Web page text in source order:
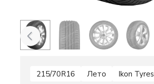
215/70R16 Лето Ikon Tyres